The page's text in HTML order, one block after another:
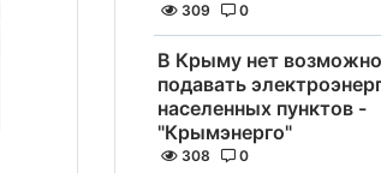
309 0
В Крыму нет
подавать
населенных пунктов -
"Крымэнерго"
308 0